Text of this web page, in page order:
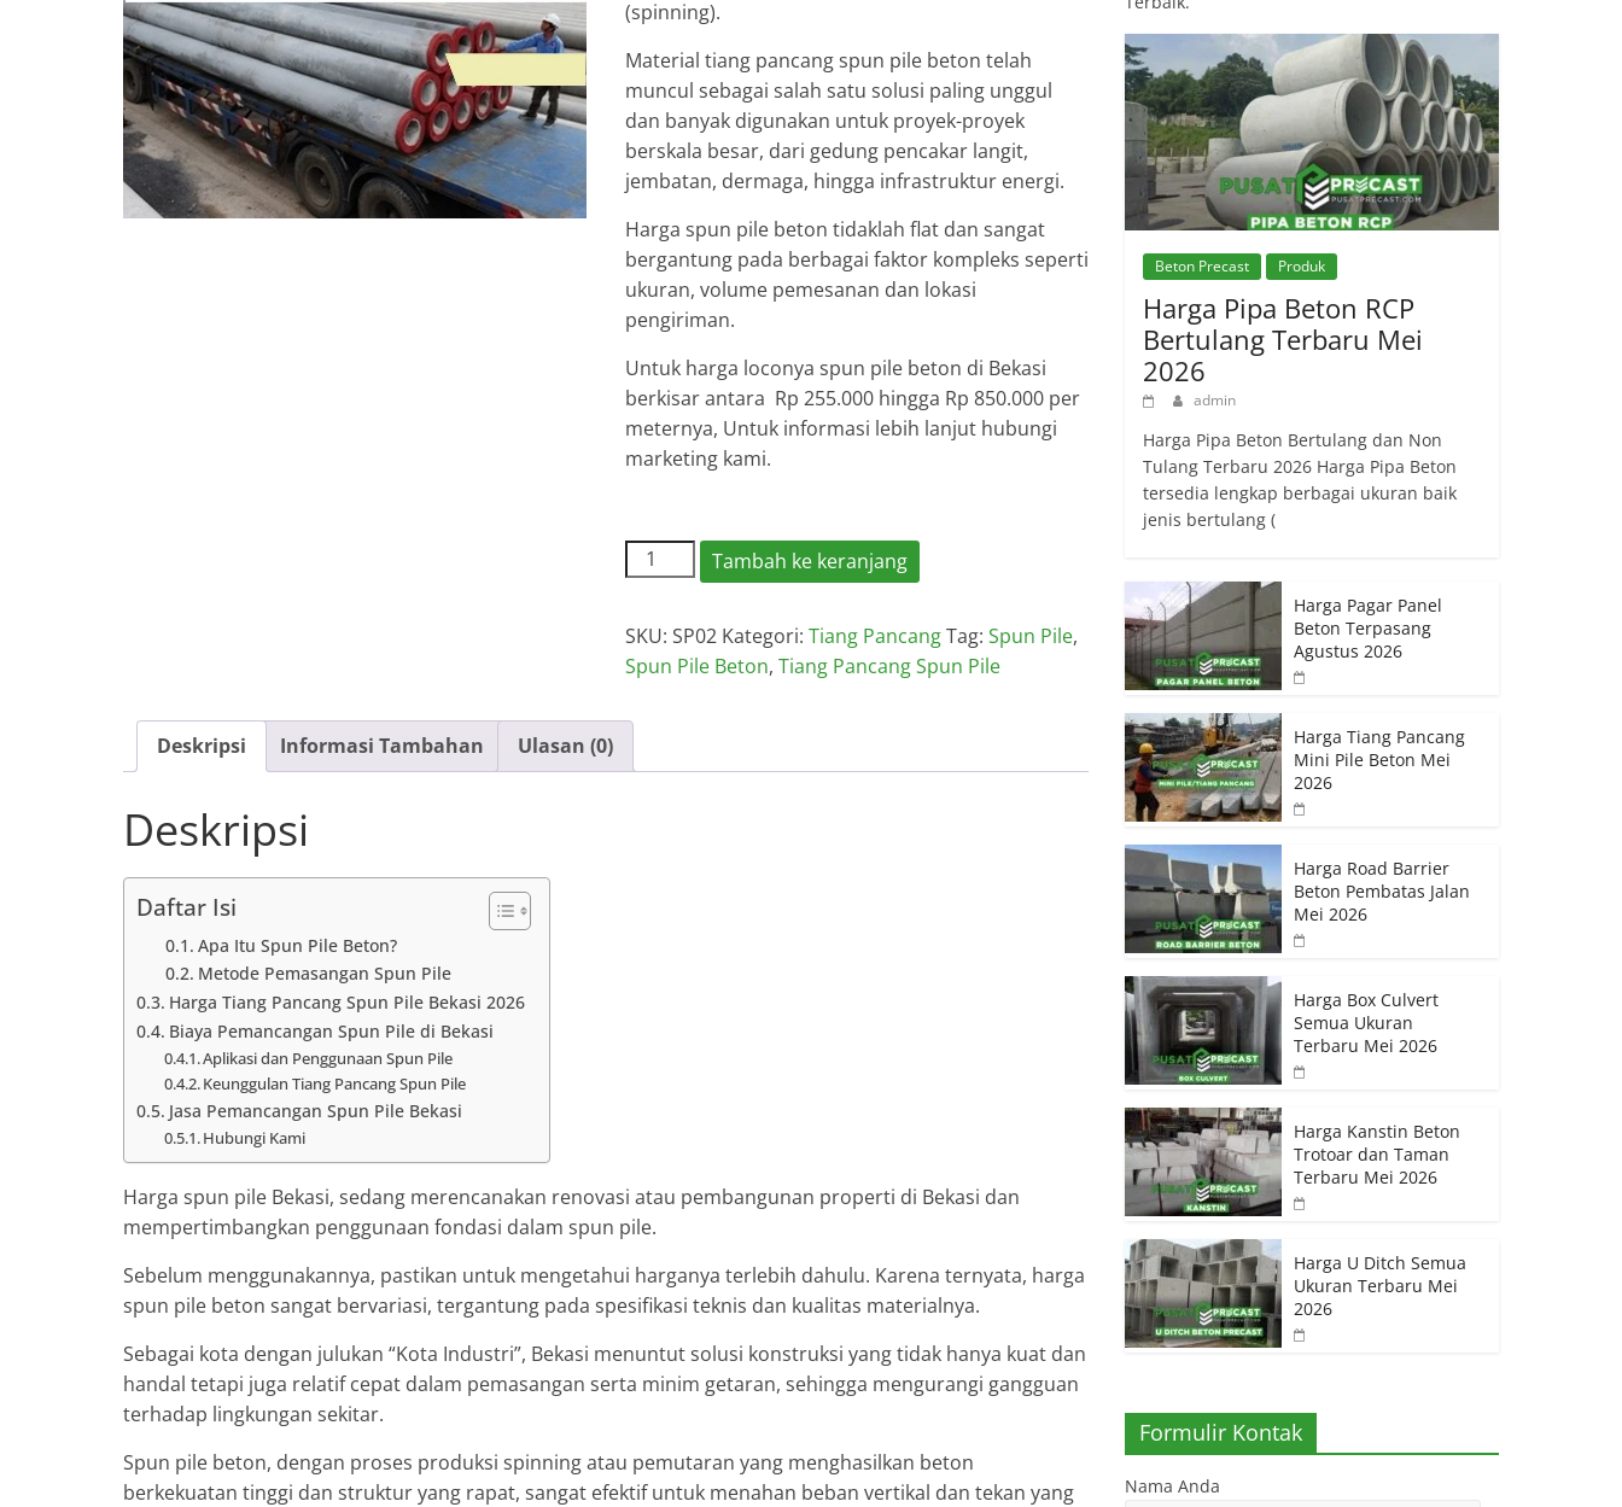
(spinning).
Material tiang pancang spun pile beton telah
muncul sebagai salah satu solusi paling unggul
dan banyak digunakan untuk proyek-proyek
berskala besar, dari gedung pencakar langit,
jembatan, dermaga, hingga infrastruktur energi.
Harga spun pile beton tidaklah flat dan sangat
bergantung pada berbagai faktor kompleks seperti
ukuran, volume pemesanan dan lokasi
pengiriman.
Untuk harga loconya spun pile beton di Bekasi
berkisar antara Rp 255.000 hingga Rp 850.000 per
meternya, Untuk informasi lebih lanjut hubungi
marketing kami.
Kuantitas
Harga
Pile
Bekasi
2026
Tambah ke keranjang
SKU: SP02 Kategori: Tiang PancangTag: Spun Pile,
Spun Pile Beton, Tiang Pancang Spun Pile
Deskripsi Informasi Tambahan Ulasan (0)
Deskripsi
Daftar Isi
Apa Itu Spun Pile Beton?
Metode Pemasangan Spun Pile
Harga Tiang Pancang Spun Pile Bekasi 2026
Biaya Pemancangan Spun Pile di Bekasi
Aplikasi dan Penggunaan Spun Pile
Keunggulan Tiang Pancang Spun Pile
Jasa Pemancangan Spun Pile Bekasi
Hubungi Kami
Harga spun pile Bekasi, sedang merencanakan renovasi atau pembangunan properti di Bekasi dan
mempertimbangkan penggunaan fondasi dalam spun pile.
Sebelum menggunakannya, pastikan untuk mengetahui harganya terlebih dahulu. Karena ternyata, harga
spun pile beton sangat bervariasi, tergantung pada spesifikasi teknis dan kualitas materialnya.
Sebagai kota dengan julukan “Kota Industri”, Bekasi menuntut solusi konstruksi yang tidak hanya kuat dan
handal tetapi juga relatif cepat dalam pemasangan serta minim getaran, sehingga mengurangi gangguan
terhadap lingkungan sekitar.
Spun pile beton, dengan proses produksi spinning atau pemutaran yang menghasilkan beton
berkekuatan tinggi dan struktur yang rapat, sangat efektif untuk menahan beban vertikal dan tekan yang
Beton Precast Produk
Harga Pipa Beton RCP
Bertulang Terbaru Mei
2026
admin
Harga Pipa Beton Bertulang dan Non
Tulang Terbaru 2026 Harga Pipa Beton
tersedia lengkap berbagai ukuran baik
jenis bertulang (
Harga Pagar Panel
Beton Terpasang
Agustus 2026
Harga Tiang Pancang
Mini Pile Beton Mei
2026
Harga Road Barrier
Beton Pembatas Jalan
Mei 2026
Harga Box Culvert
Semua Ukuran
Terbaru Mei 2026
Harga Kanstin Beton
Trotoar dan Taman
Terbaru Mei 2026
Harga U Ditch Semua
Ukuran Terbaru Mei
2026
Formulir Kontak
Nama Anda